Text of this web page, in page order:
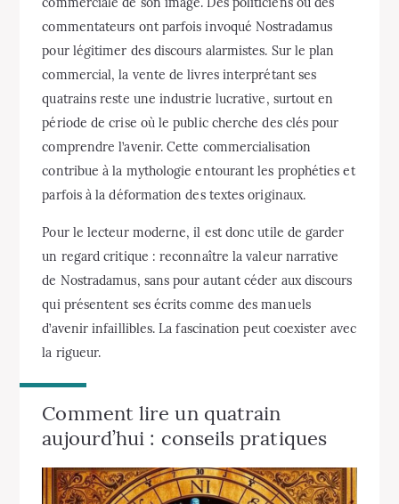
commentateurs ont parfois invoqué Nostradamus
pour légitimer des discours alarmistes. Sur le plan
commercial, la vente de livres interprétant ses
quatrains reste une industrie lucrative, surtout en
période de crise où le public cherche des clés pour
comprendre l’avenir. Cette commercialisation
contribue à la mythologie entourant les prophéties et
parfois à la déformation des textes originaux.
Pour le lecteur moderne, il est donc utile de garder
un regard critique : reconnaître la valeur narrative
de Nostradamus, sans pour autant céder aux discours
qui présentent ses écrits comme des manuels
d’avenir infaillibles. La fascination peut coexister avec
la rigueur.
Comment lire un quatrain
aujourd’hui : conseils pratiques